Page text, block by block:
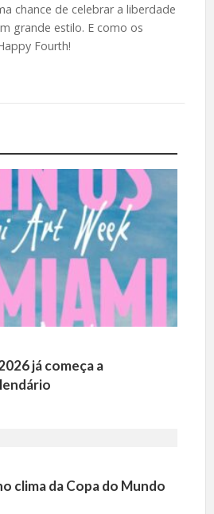
chance de celebrar a liberdade
grande estilo. E como os
Fourth!
já começa a
clima da Copa do Mundo